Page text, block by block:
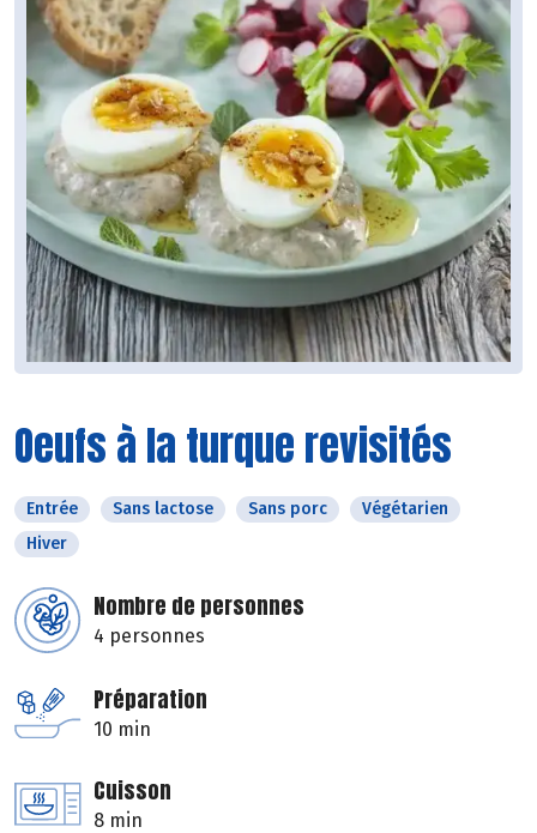
Oeufs à la turque revisités
Entrée Sans lactose Sans porc
Végétarien
Hiver
Nombre de personnes
4 personnes
Préparation
10 min
Cuisson
8 min